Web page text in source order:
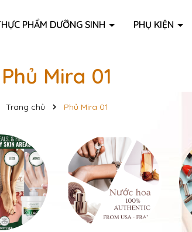
PHẨM DƯỠNG SINH PHỤ KIỆN
Phủ Mira 01
Trang chủ Phủ Mira 01